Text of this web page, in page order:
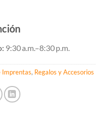
9:30 a.m.–8:30 p.m.
Imprentas, Regalos y Accesorios